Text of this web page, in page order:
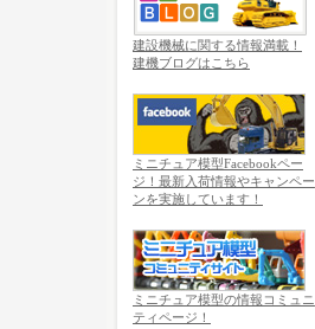
建設機械に関する情報満載！
建機ブログはこちら
ミニチュア模型Facebookペー
ジ！最新入荷情報やキャンペー
ンを実施しています！
ミニチュア模型の情報コミュニ
ティページ！